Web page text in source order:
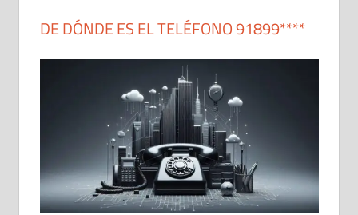
DE DÓNDE ES EL TELÉFONO 91899****